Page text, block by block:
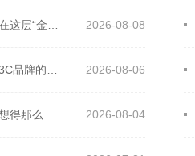
2026-08-08
2026-08-06
2026-08-04